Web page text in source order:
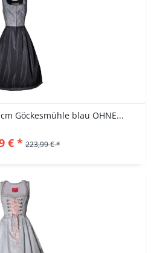
Göckesmühle blau OHNE...
€ * 223,99 € *